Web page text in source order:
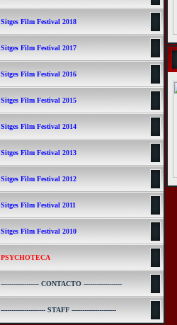
Sitges Film Festival 2018
Sitges Film Festival 2017
Sitges Film Festival 2016
Sitges Film Festival 2015
Sitges Film Festival 2014
Sitges Film Festival 2013
Sitges Film Festival 2012
Sitges Film Festival 2011
Sitges Film Festival 2010
PSYCHOTECA
------------------ CONTACTO ------------------
--------------------- STAFF ---------------------